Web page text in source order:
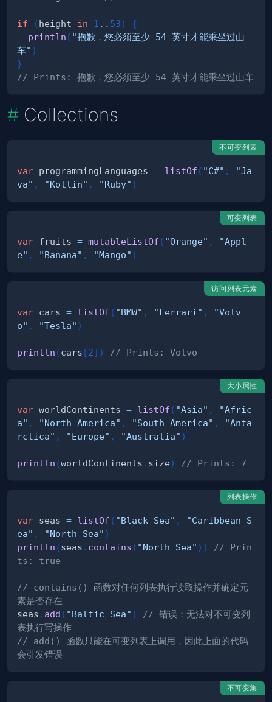
if (height in 1 .. 53)
{
println ( "抱歉，您必须至少 54 英寸才能乘坐过山
车" )
}
// Prints: 抱歉，您必须至少 54 英寸才能乘坐过山车
Collections
不可变列表
var programmingLanguages = listOf ( "C#" ,
"Ja
va" , "Kotlin" , "Ruby" )
可变列表
var fruits = mutableListOf ( "Orange" ,
"Appl
e" , "Banana" , "Mango" )
访问列表元素
var cars = listOf ( "BMW" , "Ferrari" ,
"Volv
o" , "Tesla" )
println (cars [2] ) // Prints: Volvo
大小属性
var worldContinents = listOf ( "Asia" ,
"Afric
a" , "North America" , "South America" ,
"Anta
rctica" , "Europe" , "Australia" )
println (worldContinents . size) // Prints: 7
列表操作
var seas = listOf ( "Black Sea" ,
"Caribbean S
ea" , "North Sea" )
println (seas . contains ( "North Sea" ) )
// Prin
ts: true
// contains() 函数对任何列表执行读取操作并确定元
素是否存在
seas . add ( "Baltic Sea" )
// 错误：无法对不可变列
表执行写操作
// add() 函数只能在可变列表上调用，因此上面的代码
会引发错误
不可变集